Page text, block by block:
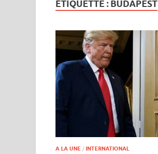
ÉTIQUETTE : BUDAPEST
A LA UNE / INTERNATIONAL